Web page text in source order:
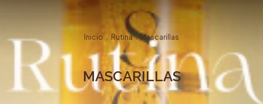
Inicio Rutina . Mascarillas
MASCARILLAS